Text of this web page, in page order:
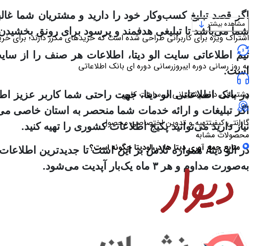
اگر قصد تبلیغ کسب‌وکار خود را دارید و مشتریان شما
شما می‌باشد تا تبلیغی هدفمند و پرسود برای رونق بخشیدن
تیم اطلاعاتی سایت الو دیتا، اطلاعات هر صنف را از
است.
در بانک اطلاعاتی الو دیتا، جهت راحتی شما کاربر
اگر تبلیغات و ارائه خدمات شما منحصر به استان خاصی
نیاز دارید می‌توانید پکیج اطلاعات کشوری را تهیه کنید.
در الو دیتا، همواره تلاش بر این است تا جدیدترین
به‌صورت مداوم و هر ۳ ماه یک‌بار آپدیت می‌شود.
مشاهده بیشتر
اشتراک ویژه برای کاربرانی طراحی شده است که خریدهای مکرر دارند؛ برای
به روز رسانی دوره ایبروزرسانی دوره ای بانک اطلاعاتی
پشتیبانی دائمیپشتیبانی در ساعات کاری
گارانتی کیفیتتهیه و تدوین اختصاصی محصول
محصولات مشابه
منابع جمع آوری دیتا ها در الودیتا چگونه است؟